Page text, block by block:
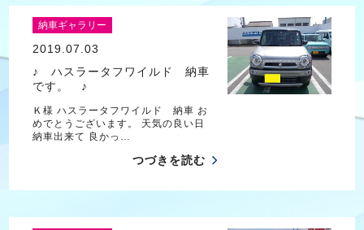
納車ギャラリー
2019.07.03
♪ ハスラータフワイルド 納車
です。 ♪
Ｋ様 ハスラータフワイルド 納車 お
めでとうございます。 天気の良い日
納車出来て 良かっ…
つづきを読む